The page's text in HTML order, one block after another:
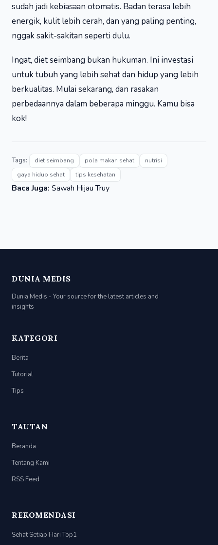
sudah jadi kebiasaan otomatis. Badan terasa lebih
energik, kulit lebih cerah, dan yang paling penting,
nggak sakit-sakitan seperti dulu.
Ingat, diet seimbang bukan hukuman. Ini investasi
untuk tubuh yang lebih sehat dan hidup yang lebih
berkualitas. Mulai sekarang, dan rasakan
perbedaannya dalam beberapa minggu. Kamu bisa
kok!
Tags: diet seimbang pola makan sehat
nutrisi
gaya hidup sehat
tips kesehatan
Baca Juga: Sawah Hijau Truy
DUNIA MEDIS
Dunia Medis - Your source for the latest articles and
insights
KATEGORI
Berita
Tutorial
Tips
TAUTAN
Beranda
Tentang Kami
RSS Feed
REKOMENDASI
Sehat Setiap Hari Top1